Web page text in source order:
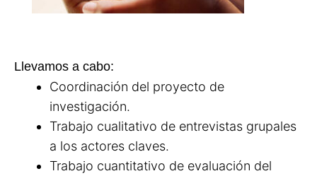
Llevamos a cabo:
Coordinación del proyecto de
investigación.
Trabajo cualitativo de entrevistas grupales
a los actores claves.
Trabajo cuantitativo de evaluación del